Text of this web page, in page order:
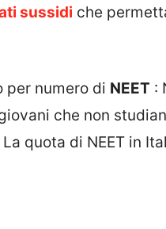
sussidi che
per numero di NEET :
che non
quota di NEET in